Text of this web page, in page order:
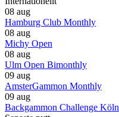
08 aug
Hamburg Club Monthly
08 aug
Michy Open
08 aug
Ulm Open Bimonthly
09 aug
AmsterGammon Monthly
09 aug
Backgammon Challenge Köln